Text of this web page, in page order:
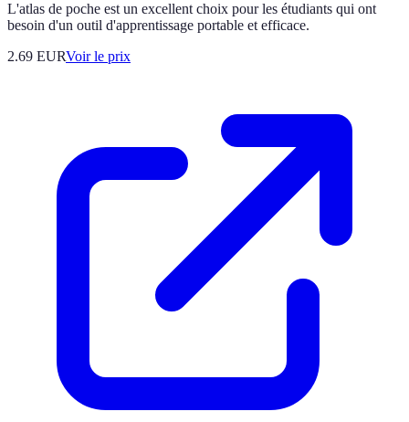
L'atlas de poche est un excellent choix pour les étudiants qui ont
besoin d'un outil d'apprentissage portable et efficace.
2.69 EURVoir le prix